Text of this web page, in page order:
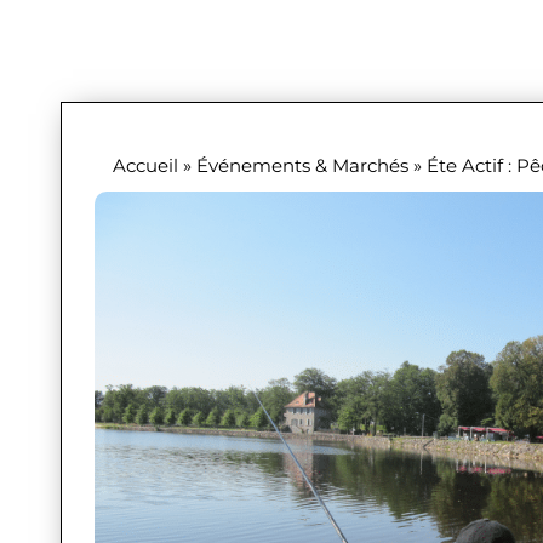
Accueil » Événements & Marchés» Éte Actif :